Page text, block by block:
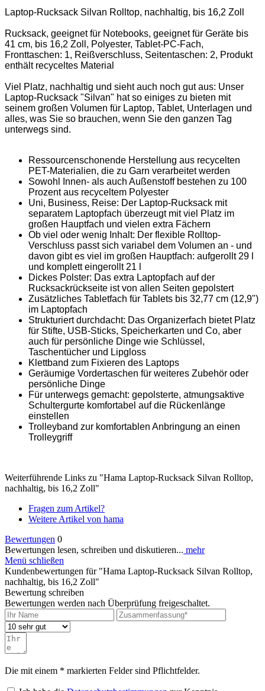
Laptop-Rucksack Silvan Rolltop, nachhaltig, bis 16,2 Zoll
Rucksack, geeignet für Notebooks, geeignet für Geräte bis
41 cm, bis 16,2 Zoll, Polyester, Tablet-PC-Fach,
Fronttaschen: 1, Reißverschluss, Seitentaschen: 2, Produkt
enthält recyceltes Material
Viel Platz, nachhaltig und sieht auch noch gut aus: Unser
Laptop-Rucksack "Silvan" hat so einiges zu bieten mit
seinem großen Volumen für Laptop, Tablet, Unterlagen und
alles, was Sie so brauchen, wenn Sie den ganzen Tag
unterwegs sind.
Ressourcenschonende Herstellung aus recycelten
PET-Materialien, die zu Garn verarbeitet werden
Sowohl Innen- als auch Außenstoff bestehen zu 100
Prozent aus recyceltem Polyester
Uni, Business, Reise: Der Laptop-Rucksack mit
separatem Laptopfach überzeugt mit viel Platz im
großen Hauptfach und vielen extra Fächern
Ob viel oder wenig Inhalt: Der flexible Rolltop-
Verschluss passt sich variabel dem Volumen an - und
davon gibt es viel im großen Hauptfach: aufgerollt 29 l
und komplett eingerollt 21 l
Dickes Polster: Das extra Laptopfach auf der
Rucksackrückseite ist von allen Seiten gepolstert
Zusätzliches Tabletfach für Tablets bis 32,77 cm (12,9")
im Laptopfach
Strukturiert durchdacht: Das Organizerfach bietet Platz
für Stifte, USB-Sticks, Speicherkarten und Co, aber
auch für persönliche Dinge wie Schlüssel,
Taschentücher und Lipgloss
Klettband zum Fixieren des Laptops
Geräumige Vordertaschen für weiteres Zubehör oder
persönliche Dinge
Für unterwegs gemacht: gepolsterte, atmungsaktive
Schultergurte komfortabel auf die Rückenlänge
einstellen
Trolleyband zur komfortablen Anbringung an einen
Trolleygriff
Weiterführende Links zu "Hama Laptop-Rucksack Silvan Rolltop,
nachhaltig, bis 16,2 Zoll"
Fragen zum Artikel?
Weitere Artikel von hama
Bewertungen 0
Bewertungen lesen, schreiben und diskutieren... mehr
Menü schließen
Kundenbewertungen für "Hama Laptop-Rucksack Silvan Rolltop,
nachhaltig, bis 16,2 Zoll"
Bewertung schreiben
Bewertungen werden nach Überprüfung freigeschaltet.
Die mit einem * markierten Felder sind Pflichtfelder.